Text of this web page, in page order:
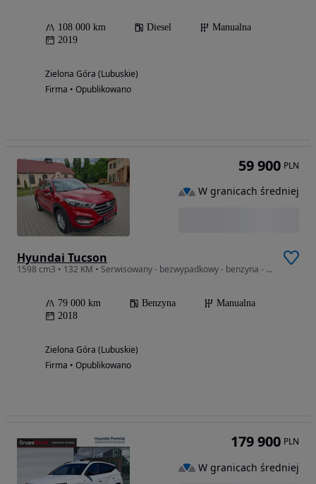
108 000 km Diesel
Manualna
2019
Zielona Góra (Lubuskie)
Firma • Opublikowano
Hyundai Tucson
1598 cm3 • 132 KM • Serwisowany - bezwypadkowy - benzyna - przebieg - 79.000 km
79 000 km Benzyna
Manualna
2018
Zielona Góra (Lubuskie)
Firma • Opublikowano
59 900 PLN
W granicach średniej
179 900 PLN
W granicach średniej